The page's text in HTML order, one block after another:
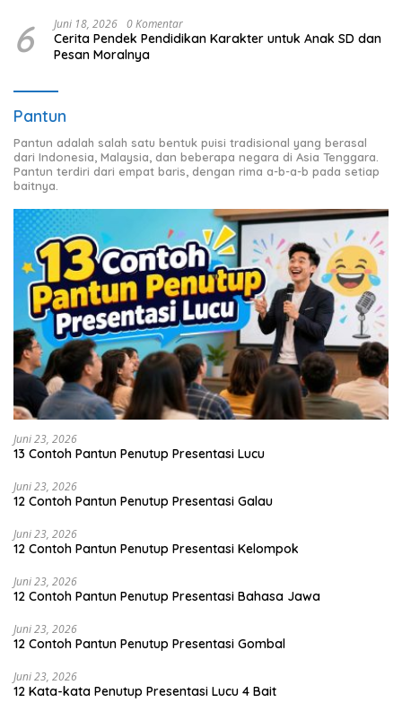
6 Juni 18, 2026 0 Komentar
Cerita Pendek Pendidikan Karakter untuk Anak SD dan
Pesan Moralnya
Pantun
Pantun adalah salah satu bentuk puisi tradisional yang berasal
dari Indonesia, Malaysia, dan beberapa negara di Asia Tenggara.
Pantun terdiri dari empat baris, dengan rima a-b-a-b pada setiap
baitnya.
Juni 23, 2026
13 Contoh Pantun Penutup Presentasi Lucu
Juni 23, 2026
12 Contoh Pantun Penutup Presentasi Galau
Juni 23, 2026
12 Contoh Pantun Penutup Presentasi Kelompok
Juni 23, 2026
12 Contoh Pantun Penutup Presentasi Bahasa Jawa
Juni 23, 2026
12 Contoh Pantun Penutup Presentasi Gombal
Juni 23, 2026
12 Kata-kata Penutup Presentasi Lucu 4 Bait